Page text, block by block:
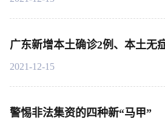
广东新增本土确诊2例、本土无
2021-12-15
警惕非法集资的四种新“马甲”